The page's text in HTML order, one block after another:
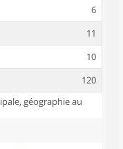
6
11
10
120
géographie au